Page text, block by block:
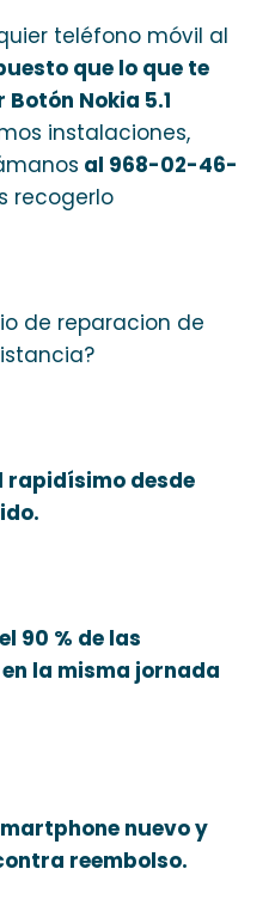
teléfono móvil al
que lo que te
Nokia 5.1
instalaciones,
al 968-02-46-
recogerlo
de reparacion de
rapidísimo desde
90 % de las
la misma jornada
nuevo y
reembolso.